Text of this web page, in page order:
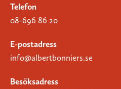
Telefon
08-696 86 20
E-postadress
info@albertbonniers.se
Besöksadress